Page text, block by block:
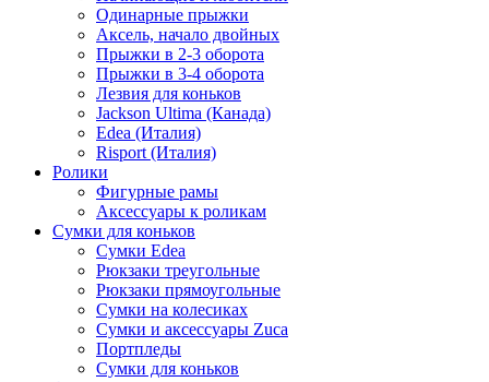
Одинарные прыжки
Аксель, начало двойных
Прыжки в 2-3 оборота
Прыжки в 3-4 оборота
Лезвия для коньков
Jackson Ultima (Канада)
Edea (Италия)
Risport (Италия)
Ролики
Фигурные рамы
Аксессуары к роликам
Сумки для коньков
Сумки Edea
Рюкзаки треугольные
Рюкзаки прямоугольные
Сумки на колесиках
Сумки и аксессуары Zuca
Портпледы
Сумки для коньков